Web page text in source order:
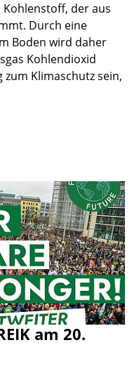
der aus
Durch eine
Boden wird daher
Kohlendioxid
Klimaschutz sein,
am 20.